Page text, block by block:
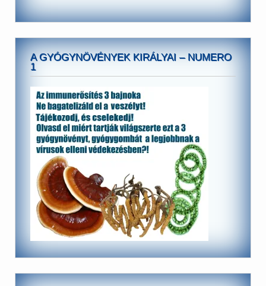
A GYÓGYNÖVÉNYEK KIRÁLYAI – NUMERO
1